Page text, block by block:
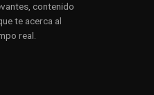
contenido
te acerca al
real.